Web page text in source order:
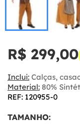
R$ 299,00
Inclui: Calças,
Material: 80%
REF: 120955-0
TAMANHO: